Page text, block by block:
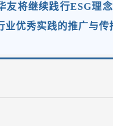
友将继续践行ESG理
业优秀实践的推广与传